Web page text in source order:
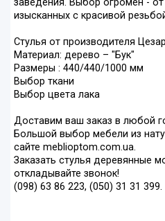
заведения. Выбор огромен -
изысканных с красивой
Стулья от производителя
Материал: дерево – "Бук"
Размеры : 440/440/1000 мм
Выбор ткани
Выбор цвета лака
Доставим ваш заказ в любой
Большой выбор мебели из
сайте meblioptom.com.ua.
Заказать стулья деревянные
откладывайте звонок!
(098) 63 86 223, (050) 31 31 399.